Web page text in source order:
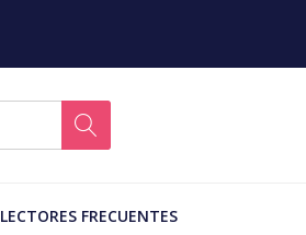
LECTORES FRECUENTES